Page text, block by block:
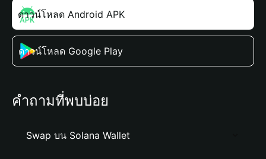
ดาวน์โหลด Android APK
ดาวน์โหลด Google Play
คำถามที่พบบ่อย
Swap บน Solana Wallet